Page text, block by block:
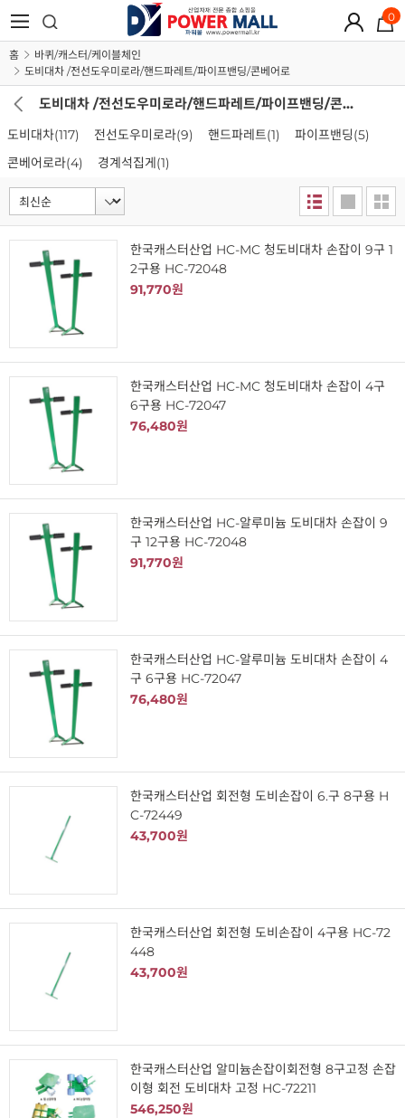
0
홈
바퀴/캐스터/케이블체인
도비대차 /전선도우미로라/핸드파레트/파이프밴딩/콘베어로
도비대차 /전선도우미로라/핸드파레트/파이프밴딩/콘베어로
도비대차(117) 전선도우미로라(9) 핸드파레트(1) 파이프밴딩(5)
콘베어로라(4) 경계석집게(1)
한국캐스터산업 HC-MC 청도비대차 손잡이 9구 1
2구용 HC-72048
91,770원
한국캐스터산업 HC-MC 청도비대차 손잡이 4구
6구용 HC-72047
76,480원
한국캐스터산업 HC-알루미늄 도비대차 손잡이 9
구 12구용 HC-72048
91,770원
한국캐스터산업 HC-알루미늄 도비대차 손잡이 4
구 6구용 HC-72047
76,480원
한국캐스터산업 회전형 도비손잡이 6.구 8구용 H
C-72449
43,700원
한국캐스터산업 회전형 도비손잡이 4구용 HC-72
448
43,700원
한국캐스터산업 알미늄손잡이회전형 8구고정 손잡
이형 회전 도비대차 고정 HC-72211
546,250원